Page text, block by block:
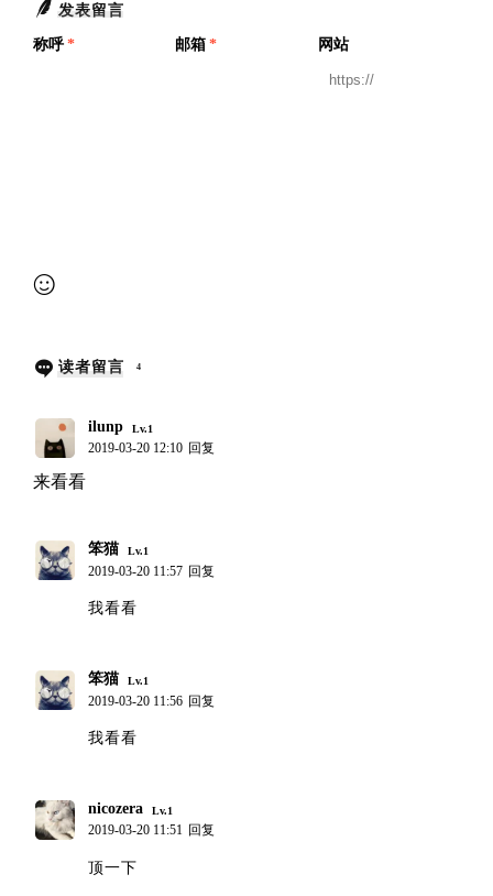
发表留言
称呼 * 邮箱 * 网站
读者留言 4
ilunp Lv.1
2019-03-20 12:10 回复
来看看
笨猫 Lv.1
2019-03-20 11:57 回复
我看看
笨猫 Lv.1
2019-03-20 11:56 回复
我看看
nicozera Lv.1
2019-03-20 11:51 回复
顶一下